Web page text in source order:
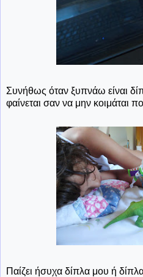
Συνήθως όταν ξυπνάω είναι
φαίνεται σαν να μην κοιμάται
Παίζει ήσυχα δίπλα μου ή